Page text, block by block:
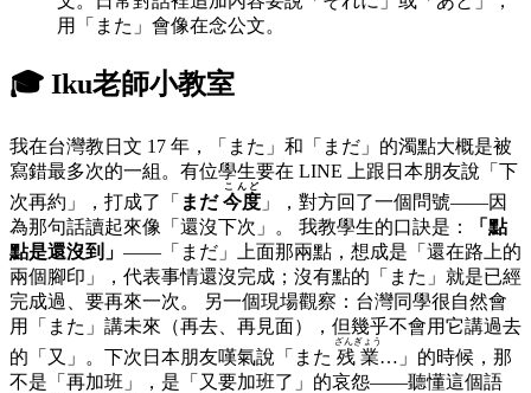
用「また」會像在念公文。
🎓 Iku老師小教室
我在台灣教日文 17 年，「また」和「まだ」的濁點大概是被
寫錯最多次的一組。有位學生要在 LINE 上跟日本朋友說「下
次再約」，打成了「 まだ今度
こんど
」，對方回了一個問號——因
為那句話讀起來像「還沒下次」。 我教學生的口訣是：
「點
點是還沒到」 ——「まだ」上面那兩點，想成是「還在路上的
兩個腳印」，代表事情還沒完成；沒有點的「また」就是已經
完成過、要再來一次。 另一個現場觀察：台灣同學很自然會
用「また」講未來（再去、再見面），但幾乎不會用它講過去
的「又」。下次日本朋友嘆氣說「また 残業
ざんぎょう
…」的時候，那
不是「再加班」，是「又要加班了」的哀怨——聽懂這個語